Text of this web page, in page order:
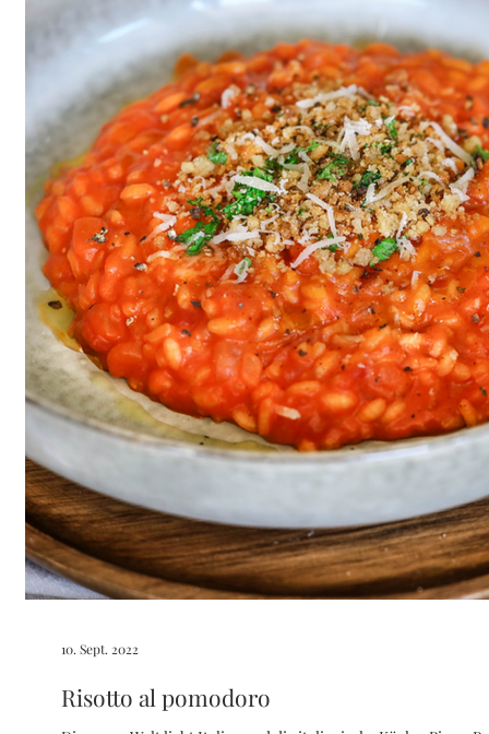
Risotto al pomodoro
10. Sept. 2022